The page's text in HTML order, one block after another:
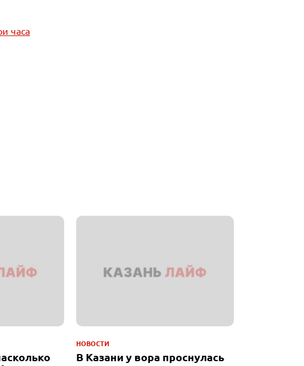
часа
НОВОСТИ
В Казани у вора проснулась